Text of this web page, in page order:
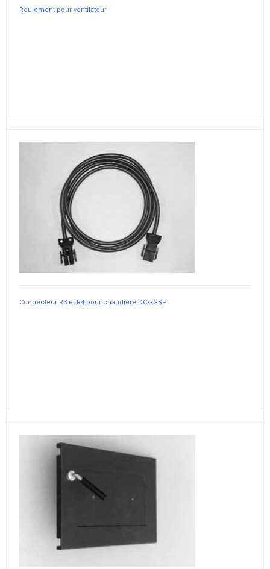
Roulement pour ventilateur
Connecteur R3 et R4 pour chaudière DCxxGSP